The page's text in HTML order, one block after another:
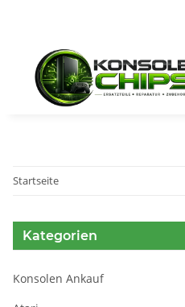
Startseite
Kategorien
Konsolen Ankauf